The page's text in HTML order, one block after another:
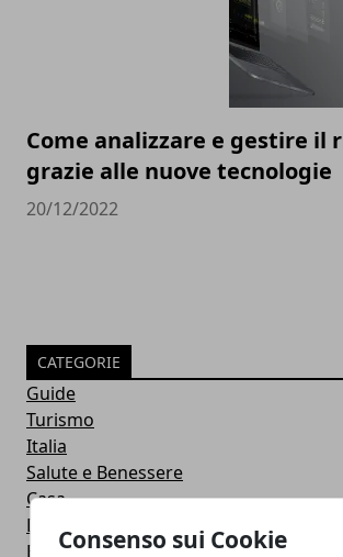
Consenso sui Cookie
Come analizzare e gestire il
grazie alle nuove tecnologie
20/12/2022
CATEGORIE
Guide
Turismo
Italia
Salute e Benessere
Casa
Donna
Eventi